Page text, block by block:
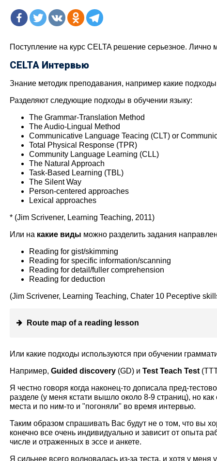
Поступление на курс CELTA решение серьезное.
CELTA Интервью
Знание методик преподавания, например какие
Разделяют следующие подходы в обучении языку:
The Grammar-Translation Method
The Audio-Lingual Method
Communicative Language Teacing (CLT) or
Total Physical Response (TPR)
Community Language Learning (CLL)
The Natural Approach
Task-Based Learning (TBL)
The Silent Way
Person-centered approaches
Lexical approaches
* (Jim Scrivener, Learning Teaching, 2011)
Или на какие виды можно разделить задания
Reading for gist/skimming
Reading for specific information/scanning
Reading for detail/fuller comprehension
Reading for deduction
(Jim Scrivener, Learning Teaching, Chater 10 Peceptive
Route map of a reading lesson
Или какие подходы используются при обучении
Например, Guided discovery (GD) и Test Teach Test
Я честно говоря когда наконец-то дописала пред-
разделе (у меня кстати вышло около 8-9 страниц), но
места и по ним-то и "погоняли" во время интервью.
Таким образом спрашивать Вас будут не о том, что вы
конечно все очень индивидуально и зависит от опыта
числе и отраженных в эссе и анкете.
Я сильнее всего волновалась из-за теста, и хотя у